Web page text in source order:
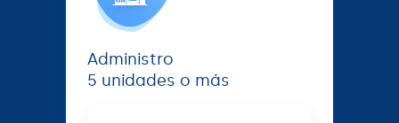
Administro
5 unidades o más